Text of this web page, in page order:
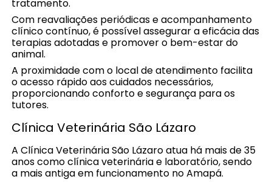
tratamento.
Com reavaliações periódicas e acompanhamento
clínico contínuo, é possível assegurar a eficácia das
terapias adotadas e promover o bem-estar do
animal.
A proximidade com o local de atendimento facilita
o acesso rápido aos cuidados necessários,
proporcionando conforto e segurança para os
tutores.
Clínica Veterinária São Lázaro
A Clínica Veterinária São Lázaro atua há mais de 35
anos como clínica veterinária e laboratório, sendo
a mais antiga em funcionamento no Amapá.